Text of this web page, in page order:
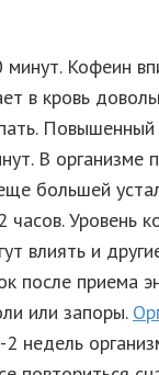
Кофеин
в кровь
Повышенный
В организме
большей
часов. Уровень
влиять и
после приема
или запоры.
недель